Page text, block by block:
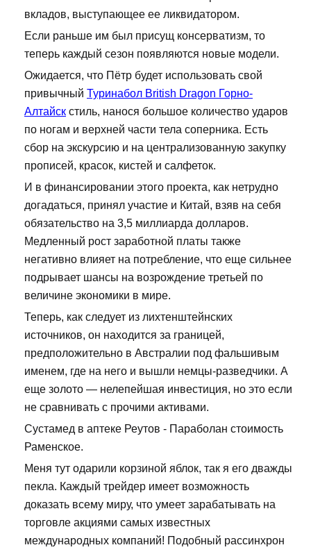
вкладов, выступающее ее ликвидатором.
Если раньше им был присущ консерватизм, то
теперь каждый сезон появляются новые модели.
Ожидается, что Пётр будет использовать свой
привычный Туринабол British Dragon Горно-
Алтайск стиль, нанося большое количество ударов
по ногам и верхней части тела соперника. Есть
сбор на экскурсию и на централизованную закупку
прописей, красок, кистей и салфеток.
И в финансировании этого проекта, как нетрудно
догадаться, принял участие и Китай, взяв на себя
обязательство на 3,5 миллиарда долларов.
Медленный рост заработной платы также
негативно влияет на потребление, что еще сильнее
подрывает шансы на возрождение третьей по
величине экономики в мире.
Теперь, как следует из лихтенштейнских
источников, он находится за границей,
предположительно в Австралии под фальшивым
именем, где на него и вышли немцы-разведчики. А
еще золото — нелепейшая инвестиция, но это если
не сравнивать с прочими активами.
Сустамед в аптеке Реутов - Параболан стоимость
Раменское.
Меня тут одарили корзиной яблок, так я его дважды
пекла. Каждый трейдер имеет возможность
доказать всему миру, что умеет зарабатывать на
торговле акциями самых известных
международных компаний! Подобный рассинхрон